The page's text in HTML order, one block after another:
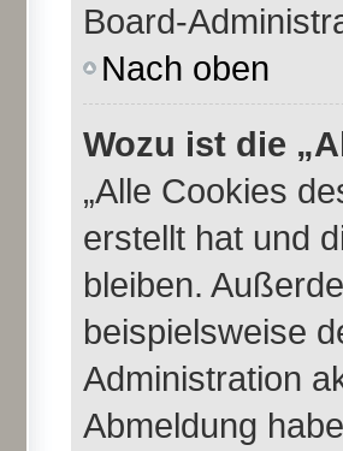
Board-
Nach oben
Wozu ist die
„Alle Cookies
erstellt hat und
bleiben.
beispielsweise
Administration
Abmeldung